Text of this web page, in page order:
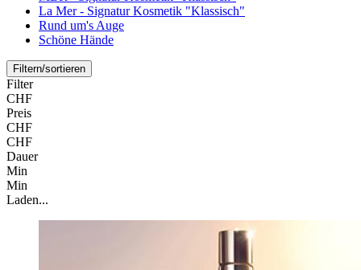
La Mer - Signatur Kosmetik "Klassisch"
Rund um's Auge
Schöne Hände
Filtern/sortieren
Filter
CHF
Preis
CHF
CHF
Dauer
Min
Min
Laden...